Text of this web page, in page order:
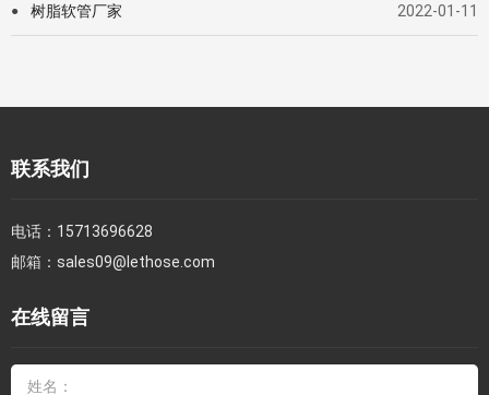
● 树脂软管厂家 2022-01-11
联系我们
电话： 15713696628
邮箱： sales09@lethose.com
在线留言